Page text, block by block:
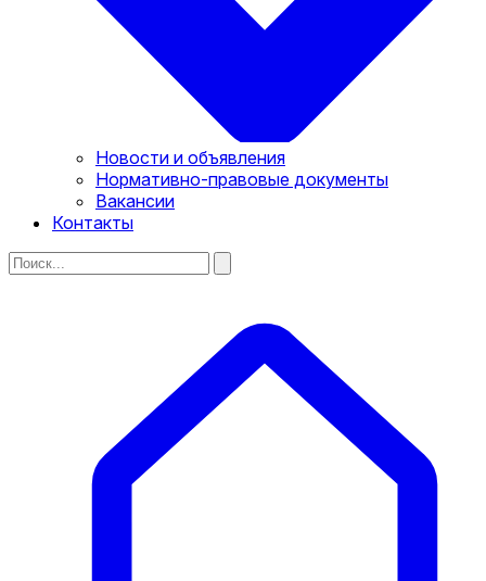
Новости и объявления
Нормативно-правовые документы
Вакансии
Контакты